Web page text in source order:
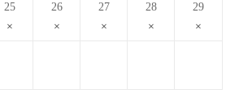
25 26 27 28 29